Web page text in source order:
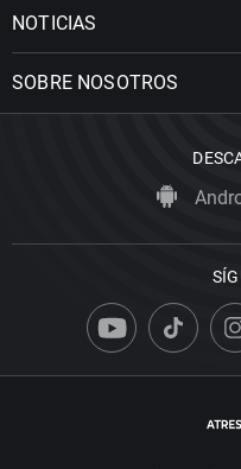
NOTICIAS
SOBRE NOSOTROS